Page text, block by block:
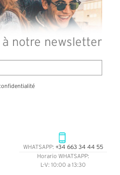
à notre newsletter
WHATSAPP: +34 663 34 44 55
Horario WHATSAPP:
L-V: 10:00 a 13:30